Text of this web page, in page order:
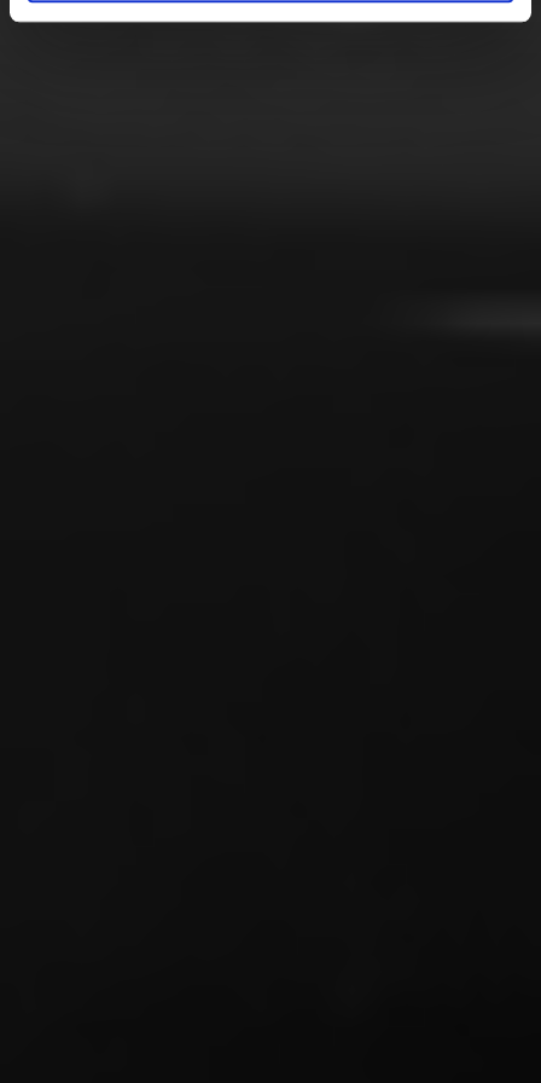
de har indsamlet fra din brug af deres tjenester.